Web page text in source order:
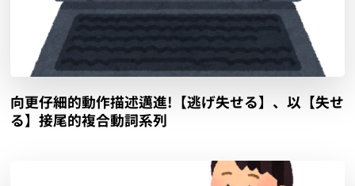
向更仔細的動作描述邁進!【逃げ失せる】、以【失せ
る】接尾的複合動詞系列